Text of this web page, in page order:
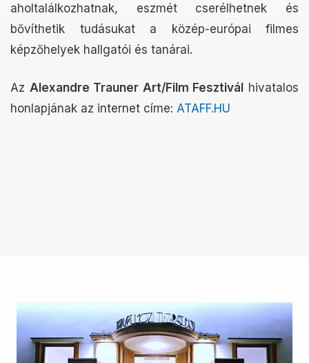
aholtalálkozhatnak, eszmét cserélhetnek és
bővíthetik tudásukat a közép-európai filmes
képzőhelyek hallgatói és tanárai.
Az Alexandre Trauner Art/Film Fesztivál hivatalos
honlapjának az internet címe: ATAFF.HU